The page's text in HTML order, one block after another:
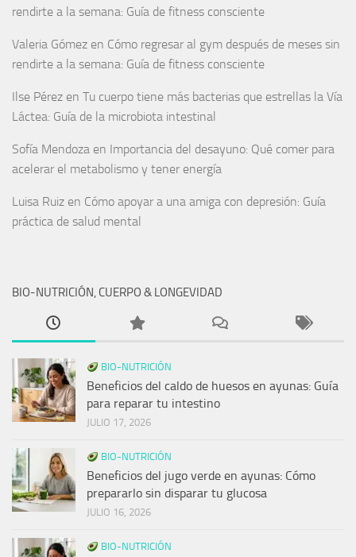
rendirte a la semana: Guía de fitness consciente
Valeria Gómez en Cómo regresar al gym después de meses sin
rendirte a la semana: Guía de fitness consciente
Ilse Pérez en Tu cuerpo tiene más bacterias que estrellas la Vía
Láctea: Guía de la microbiota intestinal
Sofía Mendoza en Importancia del desayuno: Qué comer para
acelerar el metabolismo y tener energía
Luisa Ruiz en Cómo apoyar a una amiga con depresión: Guía
práctica de salud mental
BIO-NUTRICIÓN, CUERPO & LONGEVIDAD
BIO-NUTRICIÓN
Beneficios del caldo de huesos en ayunas: Guía
para reparar tu intestino
JULIO 17, 2026
BIO-NUTRICIÓN
Beneficios del jugo verde en ayunas: Cómo
prepararlo sin disparar tu glucosa
JULIO 16, 2026
BIO-NUTRICIÓN